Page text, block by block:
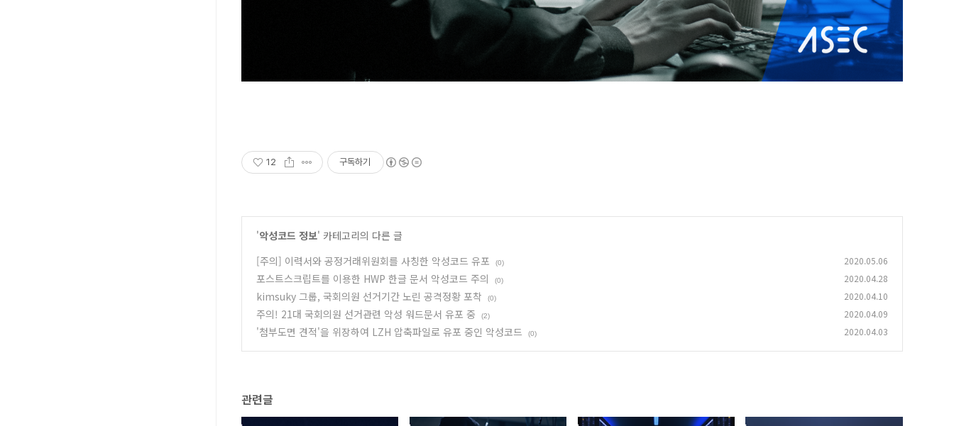
12 구독하기
'악성코드 정보' 카테고리의 다른 글
[주의] 이력서와 공정거래위원회를 사칭한 악성코드 유포
(0) 2020.05.06
포스트스크립트를 이용한 HWP 한글 문서 악성코드 주의 (0) 2020.04.28
kimsuky 그룹, 국회의원 선거기간 노린 공격정황 포착 (0) 2020.04.10
주의! 21대 국회의원 선거관련 악성 워드문서 유포 중 (2) 2020.04.09
'첨부도면 견적'을 위장하여 LZH 압축파일로 유포 중인 악성코드 (0) 2020.04.03
관련글